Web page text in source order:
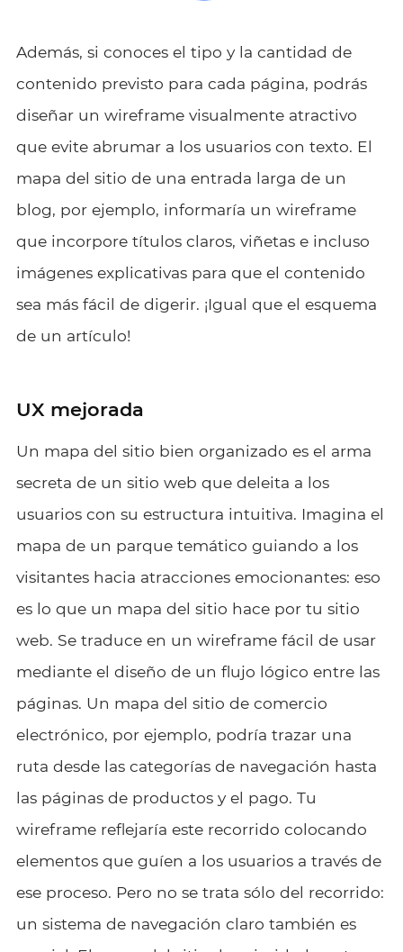
Además, si conoces el tipo y la cantidad de
contenido previsto para cada página, podrás
diseñar un wireframe visualmente atractivo
que evite abrumar a los usuarios con texto. El
mapa del sitio de una entrada larga de un
blog, por ejemplo, informaría un wireframe
que incorpore títulos claros, viñetas e incluso
imágenes explicativas para que el contenido
sea más fácil de digerir. ¡Igual que el esquema
de un artículo!
UX mejorada
Un mapa del sitio bien organizado es el arma
secreta de un sitio web que deleita a los
usuarios con su estructura intuitiva. Imagina el
mapa de un parque temático guiando a los
visitantes hacia atracciones emocionantes: eso
es lo que un mapa del sitio hace por tu sitio
web. Se traduce en un wireframe fácil de usar
mediante el diseño de un flujo lógico entre las
páginas. Un mapa del sitio de comercio
electrónico, por ejemplo, podría trazar una
ruta desde las categorías de navegación hasta
las páginas de productos y el pago. Tu
wireframe reflejaría este recorrido colocando
elementos que guíen a los usuarios a través de
ese proceso. Pero no se trata sólo del recorrido:
un sistema de navegación claro también es